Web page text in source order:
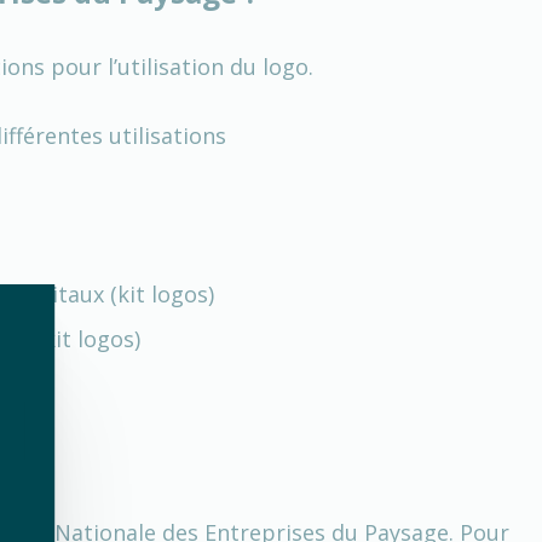
pour l’utilisation du logo.
utilisations
digitaux (kit logos)
(kit logos)
Nationale des Entreprises du Paysage. Pour